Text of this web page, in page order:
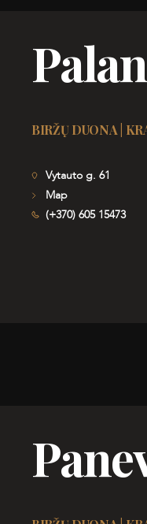
BIRŽŲ DUONA |
Vytauto g. 61
Map
(+370) 605 15473